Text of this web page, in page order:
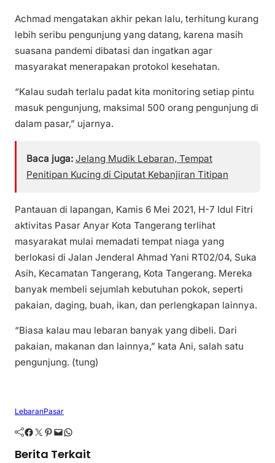
Achmad mengatakan akhir pekan lalu, terhitung kurang
lebih seribu pengunjung yang datang, karena masih
suasana pandemi dibatasi dan ingatkan agar
masyarakat menerapakan protokol kesehatan.
“Kalau sudah terlalu padat kita monitoring setiap pintu
masuk pengunjung, maksimal 500 orang pengunjung di
dalam pasar,” ujarnya.
Baca juga: Jelang Mudik Lebaran, Tempat
Penitipan Kucing di Ciputat Kebanjiran Titipan
Pantauan di lapangan, Kamis 6 Mei 2021, H-7 Idul Fitri
aktivitas Pasar Anyar Kota Tangerang terlihat
masyarakat mulai memadati tempat niaga yang
berlokasi di Jalan Jenderal Ahmad Yani RT02/04, Suka
Asih, Kecamatan Tangerang, Kota Tangerang. Mereka
banyak membeli sejumlah kebutuhan pokok, seperti
pakaian, daging, buah, ikan, dan perlengkapan lainnya.
“Biasa kalau mau lebaran banyak yang dibeli. Dari
pakaian, makanan dan lainnya,” kata Ani, salah satu
pengunjung. (tung)
LebaranPasar
Facebook Twitter Pinterest Mail WhatsApp
Berita Terkait